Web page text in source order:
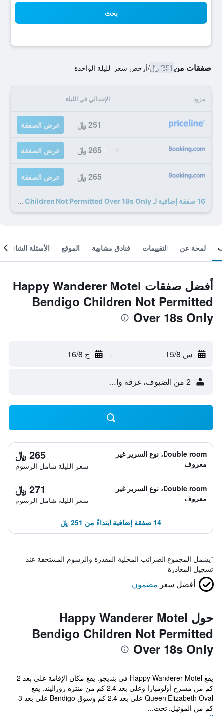
بحث
صفقات من251 ﷼ /أرخص سعر الليلة الواحدة
مزود الإجمالي في الليلة
251 ﷼ عرض الصفقة
265 ﷼ عرض الصفقة
265 ﷼ عرض الصفقة
16 صفقة إضافية لـ Happy Wanderer Motel Bendigo Children Not Permitted Over 18s Only
لمحة عن التقييمات فنادق مشابهة الموقع الأسئلة الشائعة
أفضل صفقات Happy Wanderer Motel
Bendigo Children Not Permitted
Over 18s Only
س 15/8 - ح 16/8
2 من الضيوف، غرفة واحدة
Double room، نوع السرير غير
معروف
265 ﷼
سعر الليلة شامل الرسوم
Double room، نوع السرير غير
معروف
271 ﷼
سعر الليلة شامل الرسوم
14 صفقة إضافية ابتداءً من 251 ﷼
*يشمل المجموع الضرائب المحلية المقدرة والرسوم المستحقة عند
تسجيل المغادرة.
أفضل سعر مضمون
حول Happy Wanderer Motel
Bendigo Children Not Permitted
Over 18s Only
يقع Happy Wanderer Motel في بنديجو. يقع مكان الإقامة على بعد 2
كم من مسرح أولومبارا وعلى بعد 2.4 كم من منتزه روزاليند. يقع
Queen Elizabeth Oval على بعد 2.4 كم وسوق Bendigo على بعد 3
كم من الموتيل. تحت...